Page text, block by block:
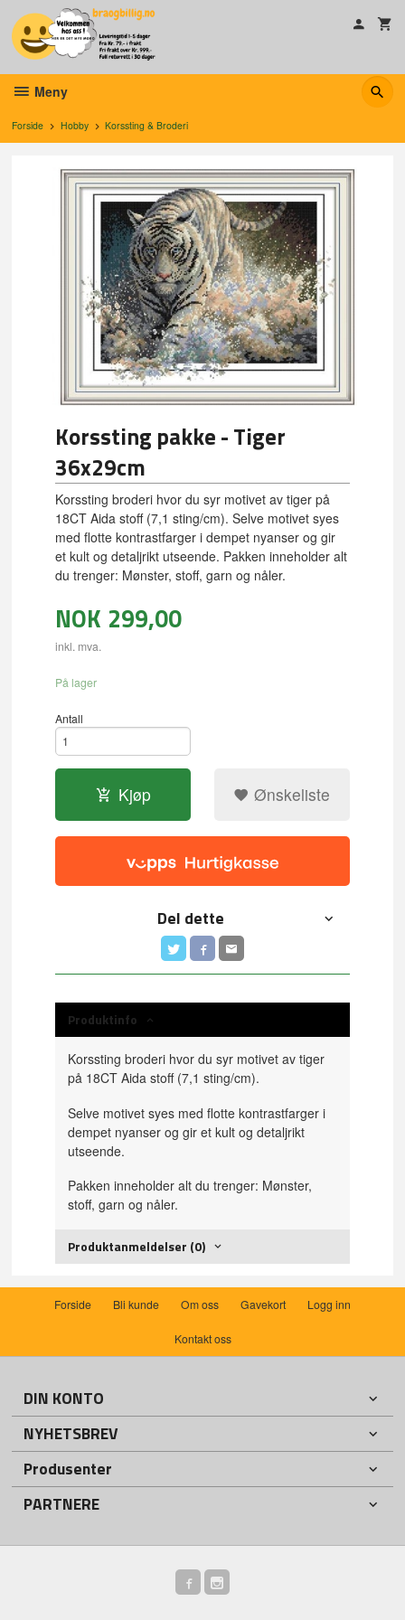
innholdet
Meny
Forside Hobby Korssting & Broderi
Korssting pakke - Tiger
36x29cm
Korssting broderi hvor du syr motivet av tiger på
18CT Aida stoff (7,1 sting/cm). Selve motivet syes
med flotte kontrastfarger i dempet nyanser og gir
et kult og detaljrikt utseende. Pakken inneholder alt
du trenger: Mønster, stoff, garn og nåler.
NOK 299,00
inkl. mva.
På lager
Antall
Kjøp Ønskeliste
Del dette
Produktinfo
Korssting broderi hvor du syr motivet av tiger
på 18CT Aida stoff (7,1 sting/cm).
Selve motivet syes med flotte kontrastfarger i
dempet nyanser og gir et kult og detaljrikt
utseende.
Pakken inneholder alt du trenger: Mønster,
stoff, garn og nåler.
Produktanmeldelser (0)
Forside Bli kunde Om oss Gavekort Logg inn
Kontakt oss
DIN KONTO
NYHETSBREV
Produsenter
PARTNERE